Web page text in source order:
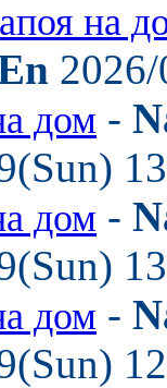
на
дом -
дом -
дом -